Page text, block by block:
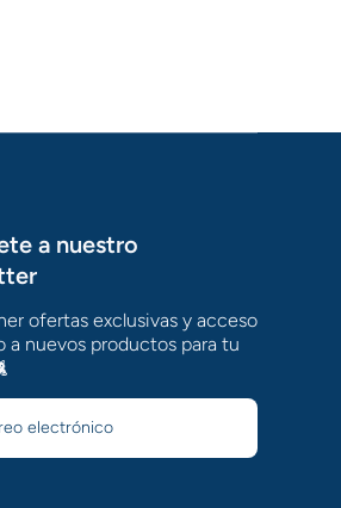
a nuestro
ofertas exclusivas y acceso
a nuevos productos para tu
electrónico